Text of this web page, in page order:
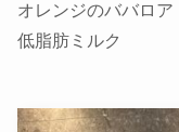
オレンジのババロア
低脂肪ミルク